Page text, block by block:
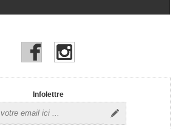
Infolettre